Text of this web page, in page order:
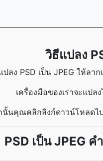
วิธีแปลง
ปลง PSD เป็น JPEG ให้ล
เครื่องมือของเราจะแป
นั้นคุณคลิกลิงก์ดาวน์โหลดไ
PSD เป็น JPEG